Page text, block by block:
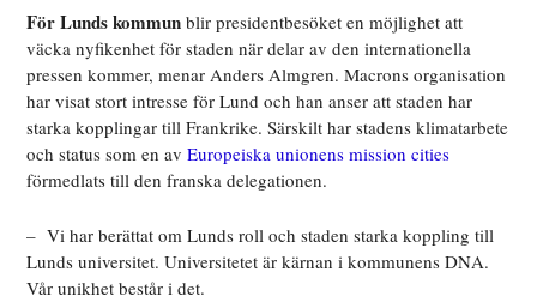
För Lunds kommun blir presidentbesöket en möjlighet att
väcka nyfikenhet för staden när delar av den internationella
pressen kommer, menar Anders Almgren. Macrons organisation
har visat stort intresse för Lund och han anser att staden har
starka kopplingar till Frankrike. Särskilt har stadens klimatarbete
och status som en avEuropeiska unionens mission cities
förmedlats till den franska delegationen.
– Vi har berättat om Lunds roll och staden starka koppling till
Lunds universitet. Universitetet är kärnan i kommunens DNA.
Vår unikhet består i det.